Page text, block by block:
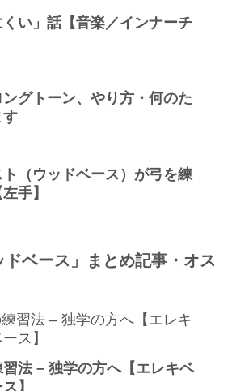
い」話【音楽／インナーチ
グトーン、やり方・何のた
す
（ウッドベース）が弓を練
手】
ベース」まとめ記事・オス
法 – 独学の方へ【エレキベ
】